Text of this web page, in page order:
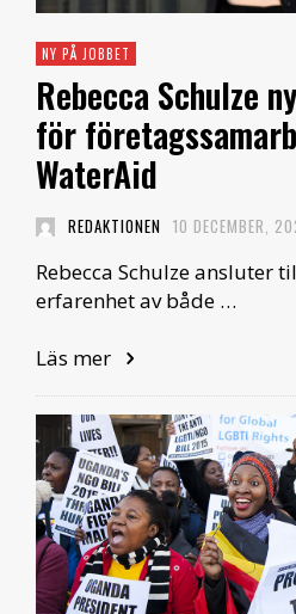
NY PÅ JOBBET
Rebecca Schulze
för
WaterAid
REDAKTIONEN 10 DECEMBER,
Rebecca Schulze ansluter
erfarenhet av både …
Läs mer